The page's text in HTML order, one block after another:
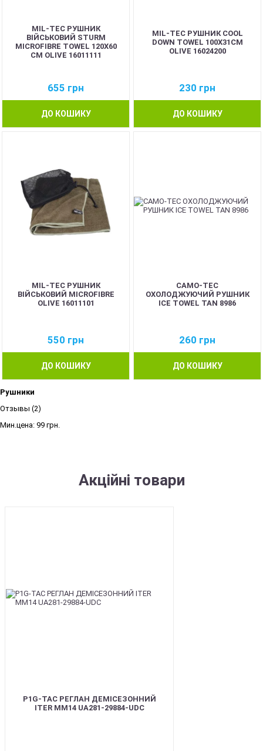
MIL-TEC РУШНИК
ВІЙСЬКОВИЙ STURM
MICROFIBRE TOWEL 120X60
CM OLIVE 16011111
655 грн
ДО КОШИКУ
MIL-TEC РУШНИК COOL
DOWN TOWEL 100X31CM
OLIVE 16024200
230 грн
ДО КОШИКУ
MIL-TEC РУШНИК
ВІЙСЬКОВИЙ MICROFIBRE
OLIVE 16011101
550 грн
ДО КОШИКУ
CAMO-TEC
ОХОЛОДЖУЮЧИЙ РУШНИК
ICE TOWEL TAN 8986
260 грн
ДО КОШИКУ
Рушники
Отзывы (2)
Мин.цена: 99 грн.
Акційні товари
P1G-TAC РЕГЛАН ДЕМІСЕЗОННИЙ
ITER ММ14 UA281-29884-UDC